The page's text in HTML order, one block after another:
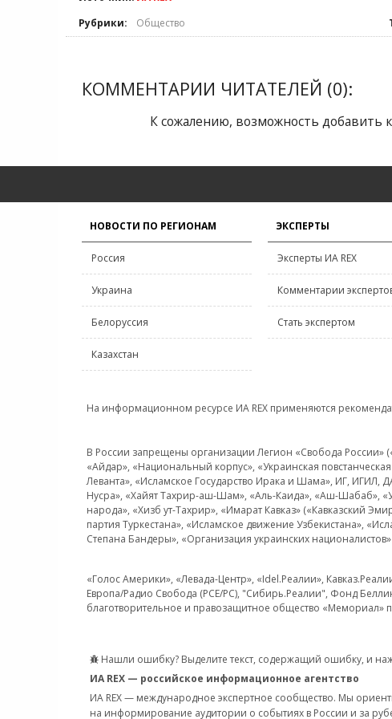
Рубрики:
Общество
КОММЕНТАРИИ ЧИТАТЕЛЕЙ (0):
К сожалению, возможность добавить
НОВОСТИ ПО РЕГИОНАМ
Россия
Украина
Белоруссия
Казахстан
ЭКСПЕРТЫ
Эксперты ИА REX
Комментарии
Стать экспертом
На информационном ресурсе ИА REX применяются
В России запрещены организации Легион «Свобода России»
«Айдар», «Национальный корпус», «Украинская
Леванта», «Исламское Государство Ирака и Шама», ИГ,
Нусра», «Хайят Тахрир-аш-Шам», «Аль-Каида», «Аш-Шабаб»,
народа», «Хизб ут-Тахрир», «Имарат Кавказ» («Кавказский
партия Туркестана», «Исламское движение Узбекистана»,
Степана Бандеры», «Организация украинских
«Голос Америки», «Левада-Центр», «Idel.Реалии»,
Европа/Радио Свобода (PCE/PC), "Сибирь.Реалии", Фонд
благотворительное и правозащитное общество «Мемориал»
Нашли ошибку? Выделите текст, содержащий ошибку, и
ИА REX — российское информационное агентство
ИА REX — международное экспертное сообщество. Мы
на информирование аудитории о событиях в России и за